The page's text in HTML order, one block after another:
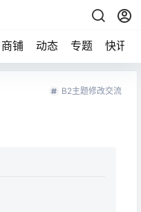
商铺 动态 专题 快讯
B2主题修改交流